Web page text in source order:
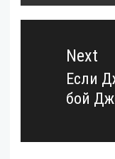
Next
Next
post:
Если
бой